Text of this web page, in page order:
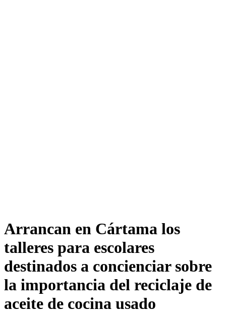
Arrancan en Cártama los
talleres para escolares
destinados a concienciar sobre
la importancia del reciclaje de
aceite de cocina usado